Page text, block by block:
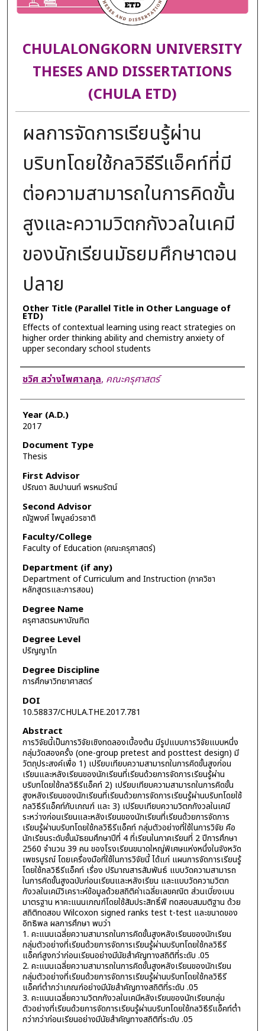
CHULALONGKORN UNIVERSITY
THESES AND DISSERTATIONS
(CHULA ETD)
ผลการจัดการเรียนรู้ผ่าน
บริบทโดยใช้กลวิธีรีแอ็คท์ที่มี
ต่อความสามารถในการคิดขั้น
สูงและความวิตกกังวลในเคมี
ของนักเรียนมัธยมศึกษาตอน
ปลาย
Other Title (Parallel Title in Other Language of
ETD)
Effects of contextual learning using react strategies on
higher order thinking ability and chemistry anxiety of
upper secondary school students
Author
ชวิศ สว่างไพศาลกุล, คณะครุศาสตร์
Year (A.D.)
2017
Document Type
Thesis
First Advisor
ปริณดา ลิมปานนท์ พรหมรัตน์
Second Advisor
ณัฐพงศ์ ไพบูลย์วรชาติ
Faculty/College
Faculty of Education (คณะครุศาสตร์)
Department (if any)
Department of Curriculum and Instruction (ภาควิชา
หลักสูตรและการสอน)
Degree Name
ครุศาสตรมหาบัณฑิต
Degree Level
ปริญญาโท
Degree Discipline
การศึกษาวิทยาศาสตร์
DOI
10.58837/CHULA.THE.2017.781
Abstract
การวิจัยนี้เป็นการวิจัยเชิงทดลองเบื้องต้น มีรูปแบบการวิจัยแบบหนึ่ง
กลุ่มวัดสองครั้ง (one-group pretest and posttest design) มี
วัตถุประสงค์เพื่อ 1) เปรียบเทียบความสามารถในการคิดขั้นสูงก่อน
เรียนและหลังเรียนของนักเรียนที่เรียนด้วยการจัดการเรียนรู้ผ่าน
บริบทโดยใช้กลวิธีรีแอ็คท์ 2) เปรียบเทียบความสามารถในการคิดขั้น
สูงหลังเรียนของนักเรียนที่เรียนด้วยการจัดการเรียนรู้ผ่านบริบทโดยใช้
กลวิธีรีแอ็คท์กับเกณฑ์ และ 3) เปรียบเทียบความวิตกกังวลในเคมี
ระหว่างก่อนเรียนและหลังเรียนของนักเรียนที่เรียนด้วยการจัดการ
เรียนรู้ผ่านบริบทโดยใช้กลวิธีรีแอ็คท์ กลุ่มตัวอย่างที่ใช้ในการวิจัย คือ
นักเรียนระดับชั้นมัธยมศึกษาปีที่ 4 ที่เรียนในภาคเรียนที่ 2 ปีการศึกษา
2560 จำนวน 39 คน ของโรงเรียนขนาดใหญ่พิเศษแห่งหนึ่งในจังหวัด
เพชรบูรณ์ โดยเครื่องมือที่ใช้ในการวิจัยนี้ ได้แก่ แผนการจัดการเรียนรู้
โดยใช้กลวิธีรีแอ็คท์ เรื่อง ปริมาณสารสัมพันธ์ แบบวัดความสามารถ
ในการคิดขั้นสูงฉบับก่อนเรียนและหลังเรียน และแบบวัดความวิตก
กังวลในเคมีวิเคราะห์ข้อมูลด้วยสถิติค่าเฉลี่ยเลขคณิต ส่วนเบี่ยงเบน
มาตรฐาน หาคะแนนเกณฑ์โดยใช้สัมประสิทธิ์ฟี ทดสอบสมมติฐาน ด้วย
สถิติทดสอบ Wilcoxon signed ranks test t-test และขนาดของ
อิทธิพล ผลการศึกษา พบว่า
1. คะแนนเฉลี่ยความสามารถในการคิดขั้นสูงหลังเรียนของนักเรียน
กลุ่มตัวอย่างที่เรียนด้วยการจัดการเรียนรู้ผ่านบริบทโดยใช้กลวิธีรี
แอ็คท์สูงกว่าก่อนเรียนอย่างมีนัยสำคัญทางสถิติที่ระดับ .05
2. คะแนนเฉลี่ยความสามารถในการคิดขั้นสูงหลังเรียนของนักเรียน
กลุ่มตัวอย่างที่เรียนด้วยการจัดการเรียนรู้ผ่านบริบทโดยใช้กลวิธีรี
แอ็คท์ต่ำกว่าเกณฑ์อย่างมีนัยสำคัญทางสถิติที่ระดับ .05
3. คะแนนเฉลี่ยความวิตกกังวลในเคมีหลังเรียนของนักเรียนกลุ่ม
ตัวอย่างที่เรียนด้วยการจัดการเรียนรู้ผ่านบริบทโดยใช้กลวิธีรีแอ็คท์ต่ำ
กว่ากว่าก่อนเรียนอย่างมีนัยสำคัญทางสถิติที่ระดับ .05